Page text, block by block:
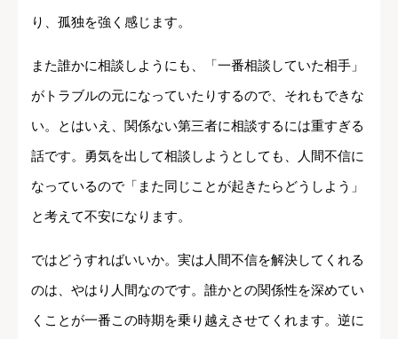
り、孤独を強く感じます。
また誰かに相談しようにも、「一番相談していた相手」
がトラブルの元になっていたりするので、それもできな
い。とはいえ、関係ない第三者に相談するには重すぎる
話です。勇気を出して相談しようとしても、人間不信に
なっているので「また同じことが起きたらどうしよう」
と考えて不安になります。
ではどうすればいいか。実は人間不信を解決してくれる
のは、やはり人間なのです。誰かとの関係性を深めてい
くことが一番この時期を乗り越えさせてくれます。逆に